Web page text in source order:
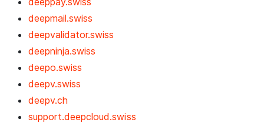
deepmail.swiss
deepvalidator.swiss
deepninja.swiss
deepo.swiss
deepv.swiss
deepv.ch
support.deepcloud.swiss